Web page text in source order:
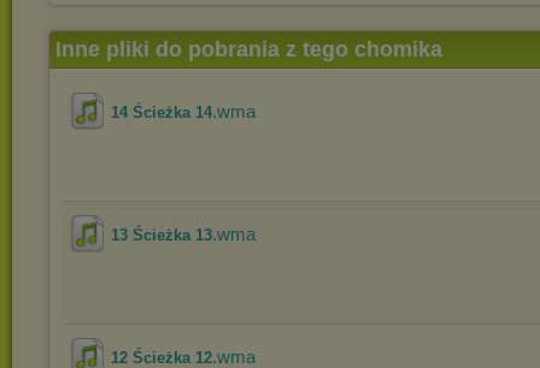
Inne pliki do pobrania z tego chomika
14 Ścieżka 14.wma
13 Ścieżka 13.wma
12 Ścieżka 12.wma